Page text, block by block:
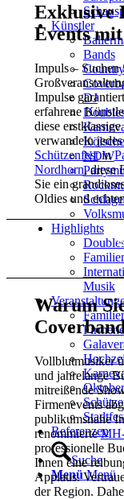
Künstler
Bands
DJ
NDW
Highlights
Musik
Referenzen
Suche
Menü Menü
Exklusive
Events
Impuls – Suchen
Impulse
erfahrene
diese
verwandeln
Schützenfestin
Nordhorn, diese
Sie ein
Oldies und
Warum
Vollblutmusiker
und jahrelange
mitreißende
Firmenevents
publikumsnahe
renommierte
professionelle
Ihnen eine
Applaus.
der Region.